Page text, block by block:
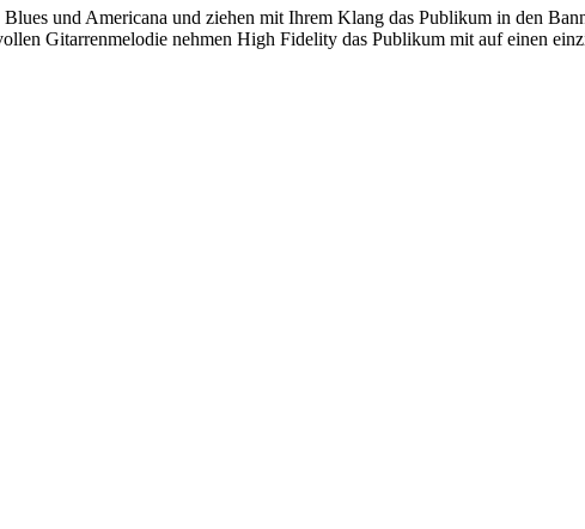
und Ameri­cana und ziehen mit Ihrem Klang das Publikum in den
Gitar­ren­me­lodie nehmen High Fide­lity das Publikum mit auf einen